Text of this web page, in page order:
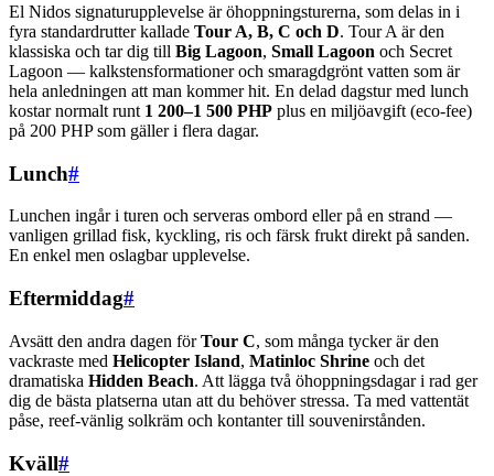
El Nidos signaturupplevelse är öhoppningsturerna, som delas in i
fyra standardrutter kallade Tour A, B, C och D. Tour A är den
klassiska och tar dig till Big Lagoon, Small Lagoon och Secret
Lagoon — kalkstensformationer och smaragdgrönt vatten som är
hela anledningen att man kommer hit. En delad dagstur med lunch
kostar normalt runt 1 200–1 500 PHP plus en miljöavgift (eco-fee)
på 200 PHP som gäller i flera dagar.
Lunch#
Lunchen ingår i turen och serveras ombord eller på en strand —
vanligen grillad fisk, kyckling, ris och färsk frukt direkt på sanden.
En enkel men oslagbar upplevelse.
Eftermiddag#
Avsätt den andra dagen förTour C, som många tycker är den
vackraste med Helicopter Island, Matinloc Shrine och det
dramatiska Hidden Beach. Att lägga två öhoppningsdagar i rad ger
dig de bästa platserna utan att du behöver stressa. Ta med vattentät
påse, reef-vänlig solkräm och kontanter till souvenirstånden.
Kväll#